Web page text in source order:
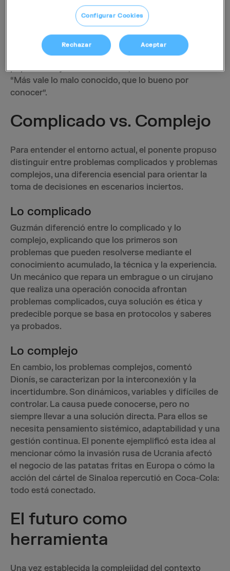
tendemos a evitar lo desconocido por miedo a
perder lo que tenemos. A nivel cultural, señaló que
la incertidumbre, con un 86 % según los estudios de
Hofstede. El ponente indicó que incluso el refranero
popular refleja esa resistencia, con frases como
“Más vale lo malo conocido, que lo bueno por
conocer”.
Complicado vs. Complejo
Para entender el entorno actual, el ponente propuso
distinguir entre problemas complicados y problemas
complejos, una diferencia esencial para orientar la
toma de decisiones en escenarios inciertos.
Lo complicado
Guzmán diferenció entre lo complicado y lo
complejo, explicando que los primeros son
problemas que pueden resolverse mediante el
conocimiento acumulado, la técnica y la experiencia.
Un mecánico que repara un embrague o un cirujano
que realiza una operación conocida afrontan
problemas complicados, cuya solución es ética y
predecible porque se basa en protocolos y saberes
ya probados.
Lo complejo
En cambio, los problemas complejos, comentó
Dionís, se caracterizan por la interconexión y la
incertidumbre. Son dinámicos, variables y difíciles de
controlar. La causa puede conocerse, pero no
siempre llevar a una solución directa. Para ellos se
necesita pensamiento sistémico, adaptabilidad y una
gestión continua. El ponente ejemplificó esta idea al
mencionar cómo la invasión rusa de Ucrania afectó
el negocio de las patatas fritas en Europa o cómo la
acción del cártel de Sinaloa repercutió en Coca-Cola:
todo está conectado.
El futuro como
herramienta
Una vez establecida la complejidad del contexto
Configurar Cookies
Rechazar Aceptar